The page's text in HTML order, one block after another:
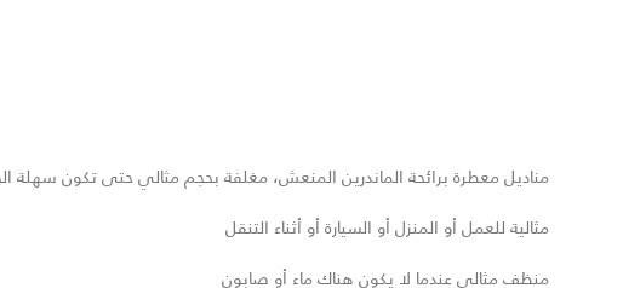
مناديل معطرة برائحة الماندرين المنعش، مغلفة بحجم مثالي حتى تكون سهلة
مثالية للعمل أو المنزل أو السيارة أو أثناء التنقل
منظف مثالي عندما لا يكون هناك ماء أو صابون